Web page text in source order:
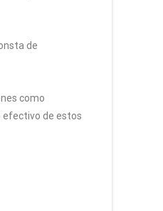
de
como
efectivo de estos